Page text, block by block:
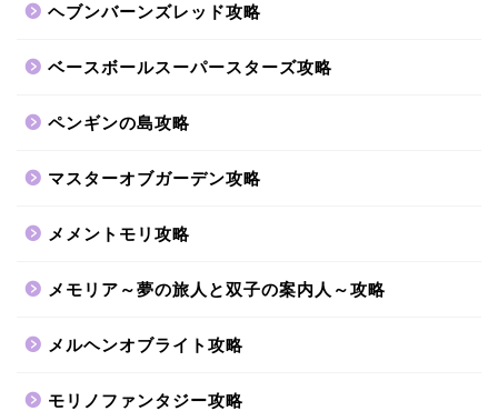
ヘブンバーンズレッド攻略
ベースボールスーパースターズ攻略
ペンギンの島攻略
マスターオブガーデン攻略
メメントモリ攻略
メモリア～夢の旅人と双子の案内人～攻略
メルヘンオブライト攻略
モリノファンタジー攻略